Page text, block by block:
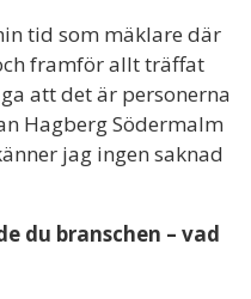
tid som mäklare där
framför allt träffat
att det är personerna
Hagberg Södermalm
jag ingen saknad
du branschen – vad